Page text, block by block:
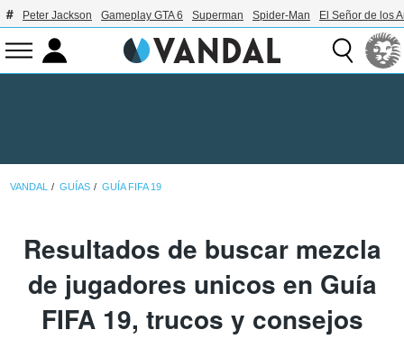
Peter Jackson Gameplay GTA 6 Superman Spider-Man El Señor de los
VANDAL GUÍAS GUÍA FIFA 19
Resultados de buscar mezcla
de jugadores unicos en Guía
FIFA 19, trucos y consejos